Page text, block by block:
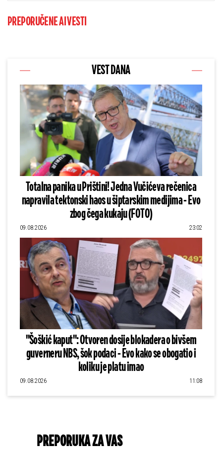
PREPORUČENE AI VESTI
VEST DANA
Totalna panika u Prištini! Jedna Vučićeva rečenica
napravila tektonski haos u šiptarskim medijima - Evo
zbog čega kukaju (FOTO)
09.08.2026 23:02
"Šoškić kaput": Otvoren dosije blokadera o bivšem
guverneru NBS, šok podaci - Evo kako se obogatio i
koliku je platu imao
09.08.2026 11:08
PREPORUKA ZA VAS